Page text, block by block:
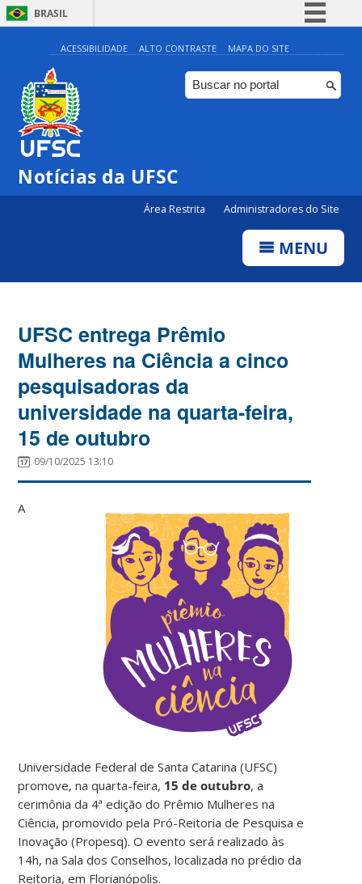
BRASIL
Simplifique!
Comunica BR
Participe
ACESSIBILIDADE ALTO CONTRASTE MAPA DO SITE
Notícias da UFSC
Área Restrita Administradores do Site
MENU
UFSC entrega Prêmio
Mulheres na Ciência a cinco
pesquisadoras da
universidade na quarta-feira,
15 de outubro
09/10/2025 13:10
A
Universidade Federal de Santa Catarina (UFSC)
promove, na quarta-feira, 15 de outubro, a
cerimônia da 4ª edição do Prêmio Mulheres na
Ciência, promovido pela Pró-Reitoria de Pesquisa e
Inovação (Propesq). O evento será realizado às
14h, na Sala dos Conselhos, localizada no prédio da
Reitoria, em Florianópolis.